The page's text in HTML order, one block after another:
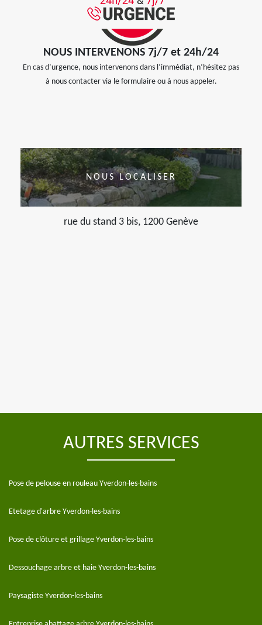
NOUS INTERVENONS 7j/7 et 24h/24
En cas d’urgence, nous intervenons dans l’immédiat, n’hésitez pas
à nous contacter via le formulaire ou à nous appeler.
NOUS LOCALISER
rue du stand 3 bis, 1200 Genève
AUTRES SERVICES
Pose de pelouse en rouleau Yverdon-les-bains
Etetage d'arbre Yverdon-les-bains
Pose de clôture et grillage Yverdon-les-bains
Dessouchage arbre et haie Yverdon-les-bains
Paysagiste Yverdon-les-bains